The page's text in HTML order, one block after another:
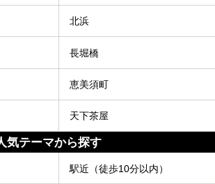
北浜
長堀橋
恵美須町
天下茶屋
気テーマから探す
駅近（徒歩10分以内）